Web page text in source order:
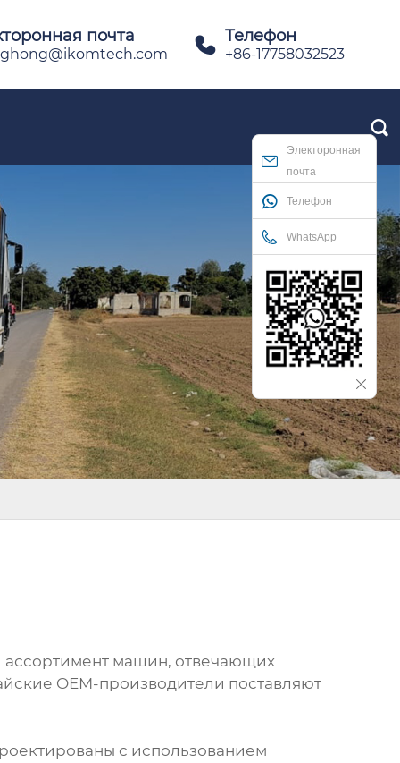
почта  Телефон
+86-17758032523

Электоронная
почта
Телефон
WhatsApp
ассортимент машин, отвечающих
OEM-производители поставляют
с использованием